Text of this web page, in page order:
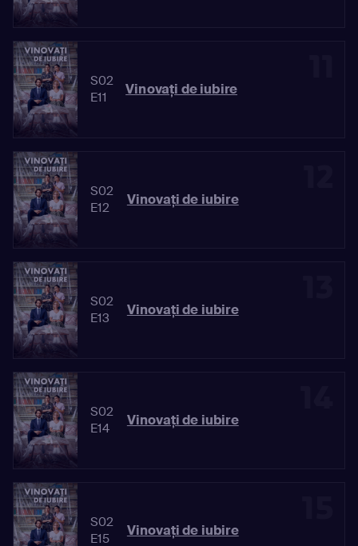
S02
E11
Vinovaţi de iubire
S02
E12
Vinovaţi de iubire
S02
E13
Vinovaţi de iubire
S02
E14
Vinovaţi de iubire
S02
E15
Vinovaţi de iubire